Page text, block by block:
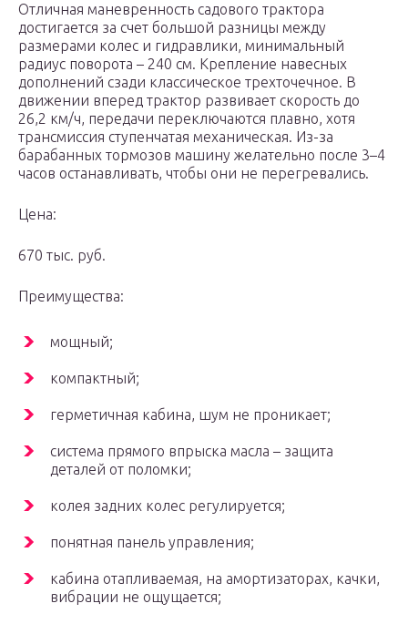
Отличная маневренность садового трактора
достигается за счет большой разницы между
размерами колес и гидравлики, минимальный
радиус поворота – 240 см. Крепление навесных
дополнений сзади классическое трехточечное. В
движении вперед трактор развивает скорость до
26,2 км/ч, передачи переключаются плавно, хотя
трансмиссия ступенчатая механическая. Из-за
барабанных тормозов машину желательно после 3–4
часов останавливать, чтобы они не перегревались.
Цена:
670 тыс. руб.
Преимущества:
мощный;
компактный;
герметичная кабина, шум не проникает;
система прямого впрыска масла – защита
деталей от поломки;
колея задних колес регулируется;
понятная панель управления;
кабина отапливаемая, на амортизаторах, качки,
вибрации не ощущается;